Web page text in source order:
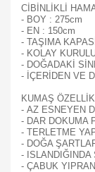
CİBİNLİKLİ
- BOY : 275cm
- EN : 150cm
- TAŞIMA
- KOLAY
- DOĞADAKİ
- İÇERİDEN VE
KUMAŞ
- AZ ESNEYEN
- DAR DOKUMA
- TERLETME
- DOĞA
- ISLANDIĞINDA
- ÇABUK